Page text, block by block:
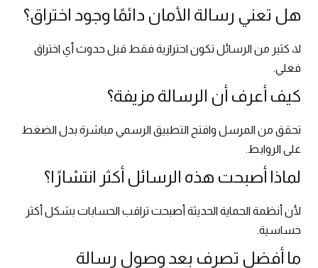
هل تعني رسالة الأمان دائمًا وجود اختراق؟
لا، كثير من الرسائل تكون احترازية فقط قبل حدوث أي اختراق
فعلي.
كيف أعرف أن الرسالة مزيفة؟
تحقق من المرسل وافتح التطبيق الرسمي مباشرة بدل الضغط
على الروابط.
لماذا أصبحت هذه الرسائل أكثر انتشارًا؟
لأن أنظمة الحماية الحديثة أصبحت تراقب الحسابات بشكل أكثر
حساسية.
ما أفضل تصرف بعد وصول رسالة